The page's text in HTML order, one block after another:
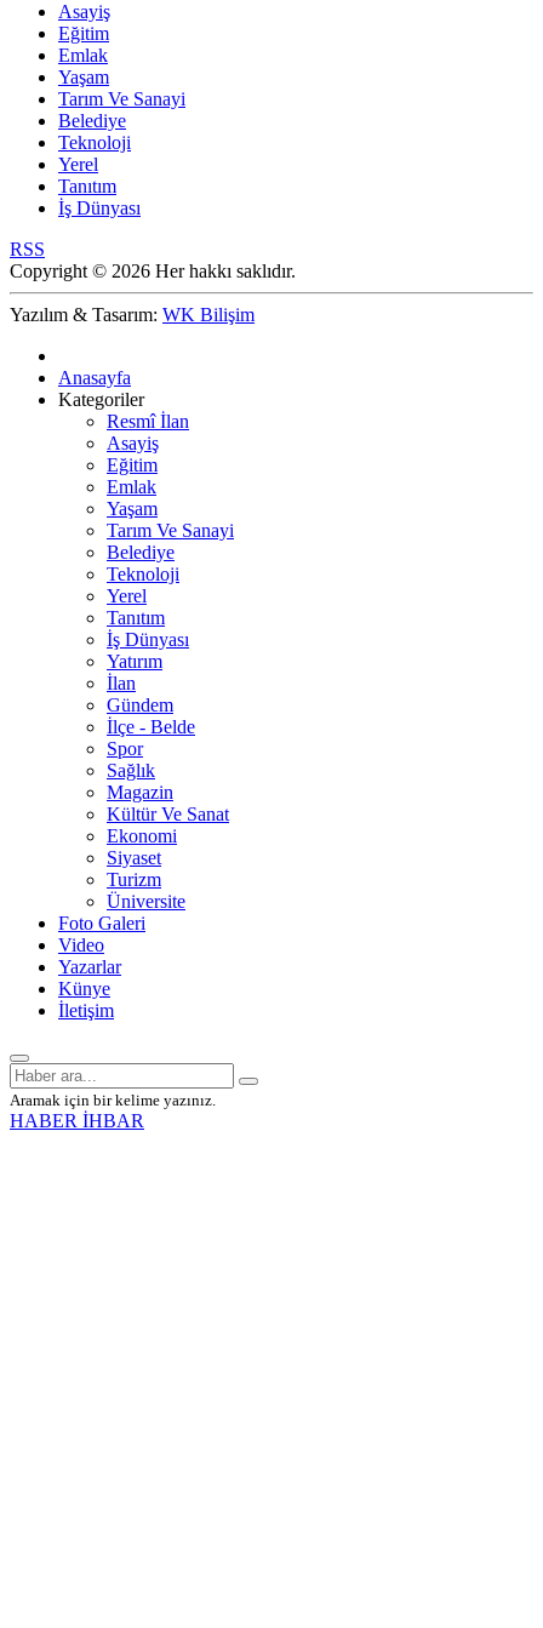
Asayiş
Eğitim
Emlak
Yaşam
Tarım Ve Sanayi
Belediye
Teknoloji
Yerel
Tanıtım
İş Dünyası
RSS
Copyright © 2026 Her hakkı saklıdır.
Yazılım & Tasarım: WK Bilişim
Anasayfa
Kategoriler
Resmî İlan
Asayiş
Eğitim
Emlak
Yaşam
Tarım Ve Sanayi
Belediye
Teknoloji
Yerel
Tanıtım
İş Dünyası
Yatırım
İlan
Gündem
İlçe - Belde
Spor
Sağlık
Magazin
Kültür Ve Sanat
Ekonomi
Siyaset
Turizm
Üniversite
Foto Galeri
Video
Yazarlar
Künye
İletişim
Aramak için bir kelime yazınız.
HABER İHBAR